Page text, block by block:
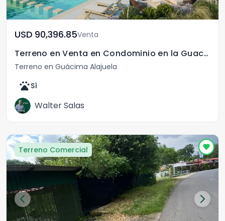
USD	90,396.85Venta
Terreno en Venta en Condominio en la Guacima Alajuela
Terreno en Guácima Alajuela
petsSì
Walter Salas
Terreno Comercial